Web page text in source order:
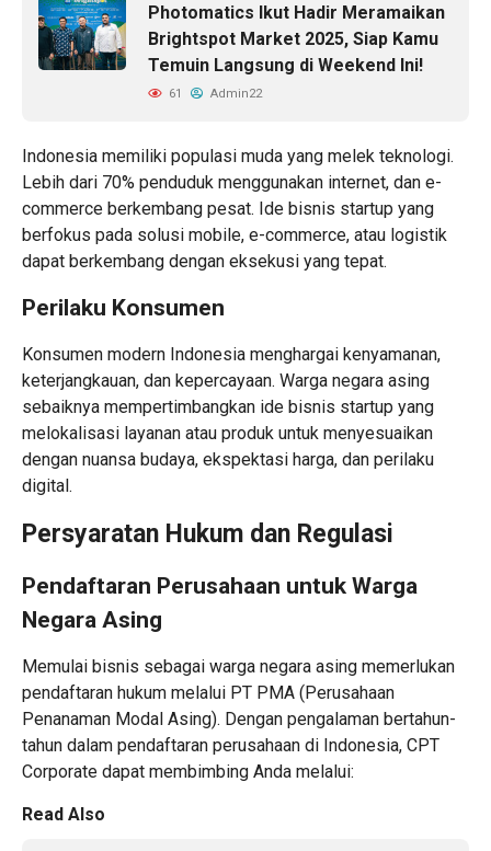
Photomatics Ikut Hadir Meramaikan
Brightspot Market 2025, Siap Kamu
Temuin Langsung di Weekend Ini!
61 Admin22
Indonesia memiliki populasi muda yang melek teknologi.
Lebih dari 70% penduduk menggunakan internet, dan e-
commerce berkembang pesat. Ide bisnis startup yang
berfokus pada solusi mobile, e-commerce, atau logistik
dapat berkembang dengan eksekusi yang tepat.
Perilaku Konsumen
Konsumen modern Indonesia menghargai kenyamanan,
keterjangkauan, dan kepercayaan. Warga negara asing
sebaiknya mempertimbangkan ide bisnis startup yang
melokalisasi layanan atau produk untuk menyesuaikan
dengan nuansa budaya, ekspektasi harga, dan perilaku
digital.
Persyaratan Hukum dan Regulasi
Pendaftaran Perusahaan untuk Warga
Negara Asing
Memulai bisnis sebagai warga negara asing memerlukan
pendaftaran hukum melalui PT PMA (Perusahaan
Penanaman Modal Asing). Dengan pengalaman bertahun-
tahun dalam pendaftaran perusahaan di Indonesia, CPT
Corporate dapat membimbing Anda melalui:
Read Also